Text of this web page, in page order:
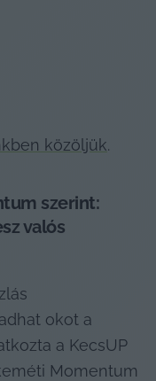
közöljük.
szerint:
valós
okot a
a KecsUP
Momentum